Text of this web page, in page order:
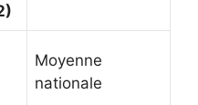
Moyenne
nationale